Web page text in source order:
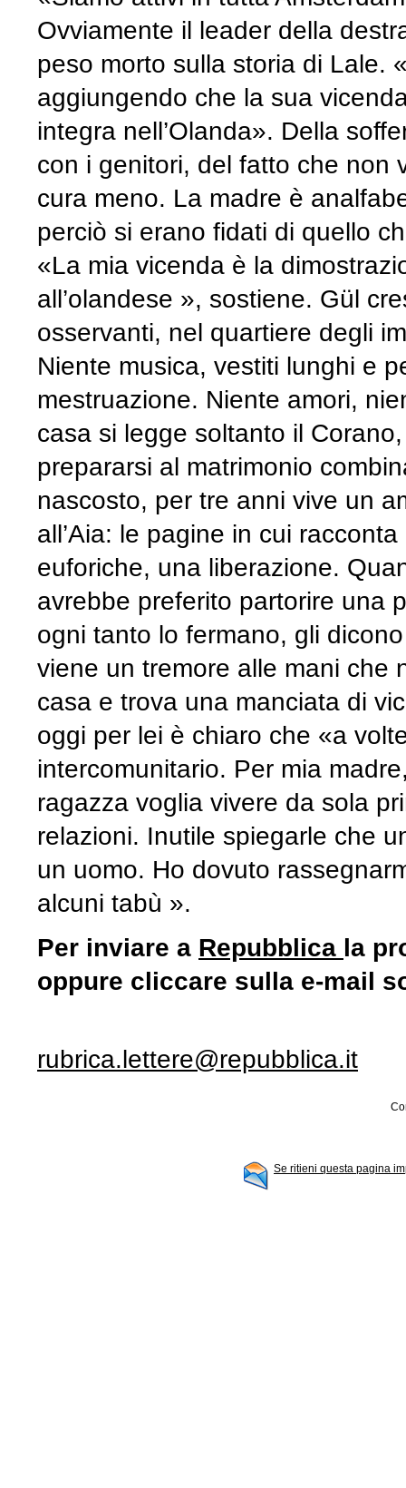
Ovviamente il leader della
peso morto sulla storia di Lale.
aggiungendo che la sua
integra nell’Olanda». Della
con i genitori, del fatto che non
cura meno. La madre è
perciò si erano fidati di quello
«La mia vicenda è la
all’olandese », sostiene. Gül
osservanti, nel quartiere degli
Niente musica, vestiti lunghi e
mestruazione. Niente amori,
casa si legge soltanto il
prepararsi al matrimonio
nascosto, per tre anni vive un
all’Aia: le pagine in cui
euforiche, una liberazione.
avrebbe preferito partorire una
ogni tanto lo fermano, gli
viene un tremore alle mani che
casa e trova una manciata di
oggi per lei è chiaro che «a
intercomunitario. Per mia
ragazza voglia vivere da sola
relazioni. Inutile spiegarle che
un uomo. Ho dovuto
alcuni tabù ».
Per inviare a Repubblica la
oppure cliccare sulla e-mail
rubrica.lettere@repubblica.it
Se ritieni questa pagina